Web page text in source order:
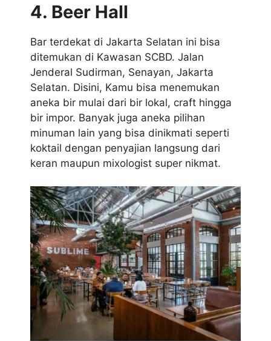
4. Beer Hall
Bar terdekat di Jakarta Selatan ini bisa
ditemukan di Kawasan SCBD. Jalan
Jenderal Sudirman, Senayan, Jakarta
Selatan. Disini, Kamu bisa menemukan
aneka bir mulai dari bir lokal, craft hingga
bir impor. Banyak juga aneka pilihan
minuman lain yang bisa dinikmati seperti
koktail dengan penyajian langsung dari
keran maupun mixologist super nikmat.